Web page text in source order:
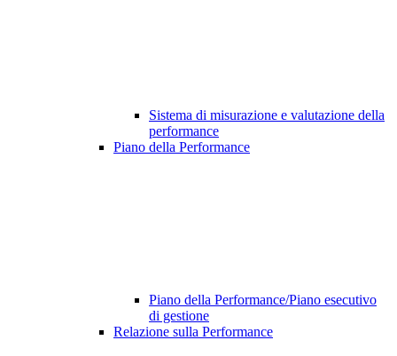
Sistema di misurazione e valutazione della
performance
Piano della Performance
Piano della Performance/Piano esecutivo
di gestione
Relazione sulla Performance